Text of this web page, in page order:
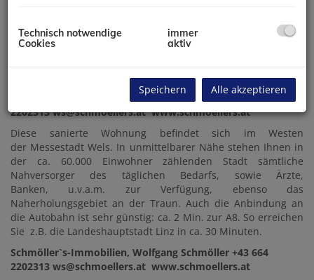
Beschreibung
Schmöller`s-Immobilien, Wolfgang Schmöller +43 664
2202313 ws@schmoellers.at www.schmoellers.at
Diese sanierte Wohnung befindet sich im Westen
der Messestadt Wels. In unmittelbarer Nähe stehen Ihnen in
der ca. 60.000 Einwohner zählenden Stadt sämtliche
Nahversorger des täglichen Bedarfs, sowie Ärzte,
Banken, u.v.a.m. zur Verfügung, ebenso das
Naherholungsgebiet an der Traun. Auch die Anbindung an
die Autobahn ist sehr günstig: ca. 2 Min. zur A8. So erreichen
Sie z.B. die Landeshauptstadt Linz in ca. 30 Minuten.
Schmöller`s-Immobilien, Wolfgang Schmöller +43 664
2202313 ws@schmoellers.at www.schmoellers.at
Technisch notwendige
Cookies
immer
aktiv
Speichern Alle akzeptieren